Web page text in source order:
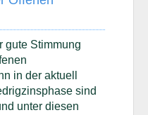
gute Stimmung
in der aktuell
sind
unter diesen